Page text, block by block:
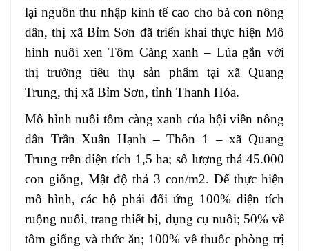
lại nguồn thu nhập kinh tế cao cho bà con nông
dân, thị xã Bỉm Sơn đã triển khai thực hiện Mô
hình nuôi xen Tôm Càng xanh – Lúa gắn với
thị trường tiêu thụ sản phẩm tại xã Quang
Trung, thị xã Bỉm Sơn, tỉnh Thanh Hóa.
Mô hình nuôi tôm càng xanh của hội viên nông
dân Trần Xuân Hạnh – Thôn 1 – xã Quang
Trung trên diện tích 1,5 ha; số lượng thả 45.000
con giống, Mật độ thả 3 con/m2. Để thực hiện
mô hình, các hộ phải đối ứng 100% diện tích
ruộng nuôi, trang thiết bị, dụng cụ nuôi; 50% về
tôm giống và thức ăn; 100% về thuốc phòng trị